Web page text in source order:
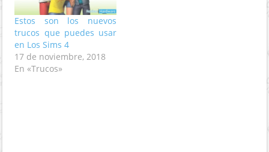
Estos son los nuevos
trucos que puedes usar
en Los Sims 4
17 de noviembre, 2018
En «Trucos»